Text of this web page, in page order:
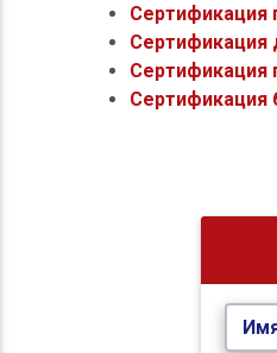
Сертификация
Сертификация
Сертификация
Сертификация